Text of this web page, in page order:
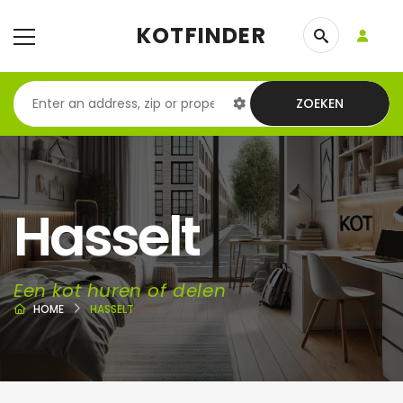
KOTFINDER
ZOEKEN
Hasselt
Een kot huren of delen
HOME HASSELT